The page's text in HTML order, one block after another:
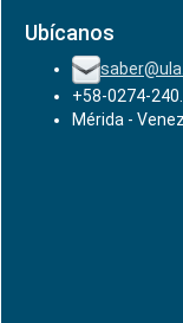
Ubícanos
+58-0274-
Mérida -